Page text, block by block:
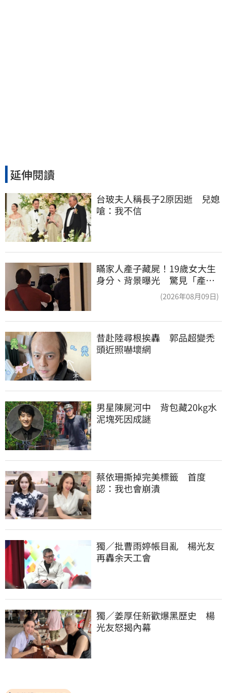
延伸閱讀
台玻夫人稱長子2原因逝　兒媳
嗆：我不信
瞞家人產子藏屍！19歲女大生
身分、背景曝光 驚見「產檢
(2026年08月09日)
昔赴陸尋根挨轟　郭品超變禿
頭近照嚇壞網
男星陳屍河中　背包藏20kg水
泥塊死因成謎
蔡依珊撕掉完美標籤　首度
認：我也會崩潰
獨／批曹雨婷帳目亂　楊光友
再轟余天工會
獨／姜厚任新歡爆黑歷史　楊
光友怒揭內幕